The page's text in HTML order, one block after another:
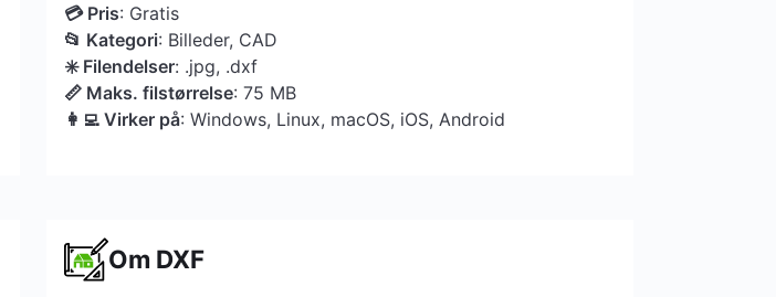
💳 Pris: Gratis
📂 Kategori: Billeder, CAD
✳️ Filendelser: .jpg, .dxf
📏 Maks. filstørrelse: 75 MB
👩‍💻 Virker på: Windows, Linux, macOS, iOS, Android
Om DXF